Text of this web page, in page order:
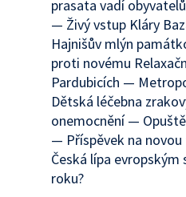
prasata vadí
— Živý vstup Kláry
Hajnišův mlýn
proti novému
Pardubicích —
Dětská léčebna
onemocnění —
— Příspěvek na
Česká lípa
roku?